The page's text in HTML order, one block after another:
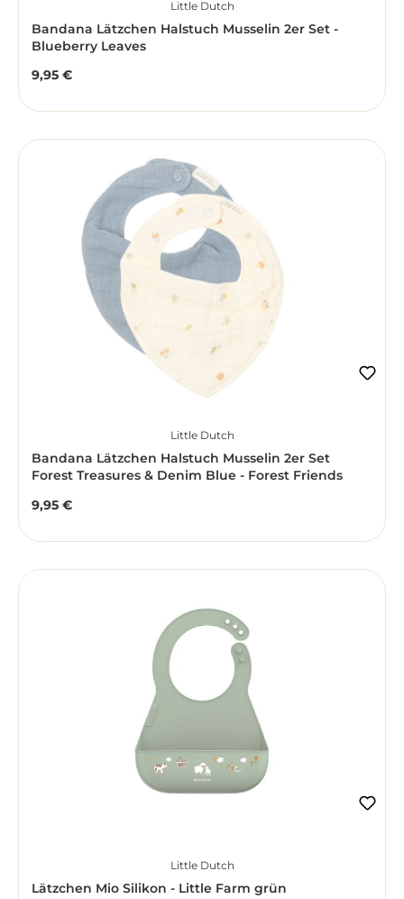
Little Dutch
Bandana Lätzchen Halstuch Musselin 2er Set -
Blueberry Leaves
Regulärer Preis:
9,95 €
Little Dutch
Bandana Lätzchen Halstuch Musselin 2er Set
Forest Treasures & Denim Blue - Forest Friends
Regulärer Preis:
9,95 €
Little Dutch
Lätzchen Mio Silikon - Little Farm grün